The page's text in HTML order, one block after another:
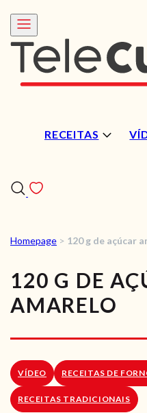
RECEITAS
Homepage > 120 g de açúcar
120 G DE
AMARELO
VÍDEO RECEITAS DE
RECEITAS TRADICIONAIS